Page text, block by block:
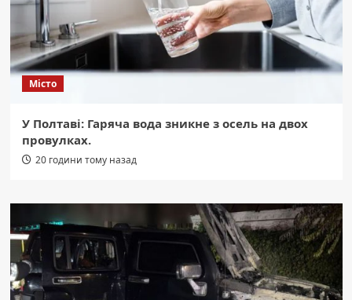
Місто
У Полтаві: Гаряча вода зникне з осель на двох
провулках.
20 години тому назад